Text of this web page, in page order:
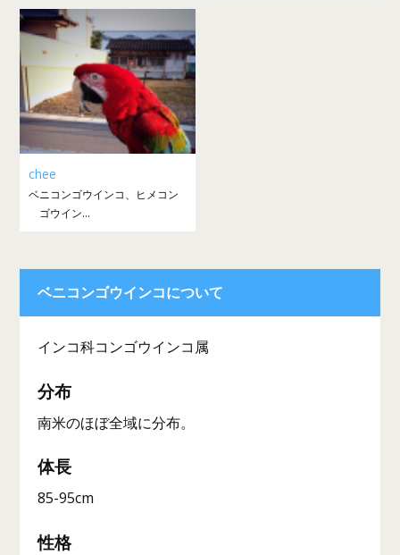
chee
ベニコンゴウインコ、ヒメコン
ゴウイン...
ベニコンゴウインコについて
インコ科コンゴウインコ属
分布
南米のほぼ全域に分布。
体長
85-95cm
性格